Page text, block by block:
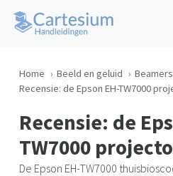
Home Beeld en geluid
Beamers
Recensie: de Epson EH-TW7000
Recensie: de
TW7000
De Epson EH-TW7000